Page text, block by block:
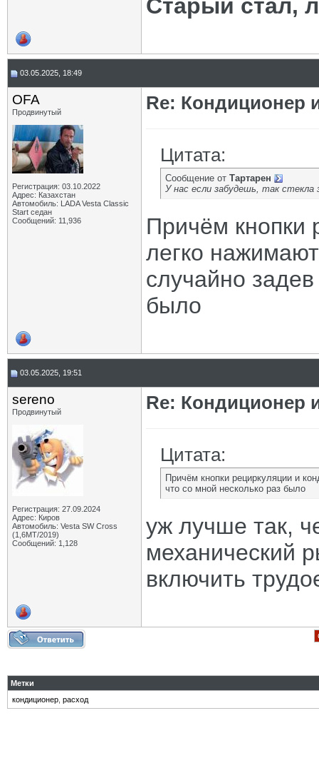
Старый стал,
03.05.2025, 18:49
OFA
Продвинутый
Регистрация: 03.10.2022
Адрес: Казахстан
Автомобиль: LADA Vesta Classic
Start седан
Сообщений: 11,936
Re: Кондиционер
Цитата:
Сообщение от Тартарен
У нас если забудешь, так
Причём кнопки
легко
случайно
было
03.05.2025, 19:51
sereno
Продвинутый
Регистрация: 27.09.2024
Адрес: Киров
Автомобиль: Vesta SW Cross
(1,6МТ/2019)
Сообщений: 1,128
Re: Кондиционер
Цитата:
Причём кнопки рециркуляции и
что со мной несколько раз было
уж лучше так,
механический
включить
Метки
кондиционер расход